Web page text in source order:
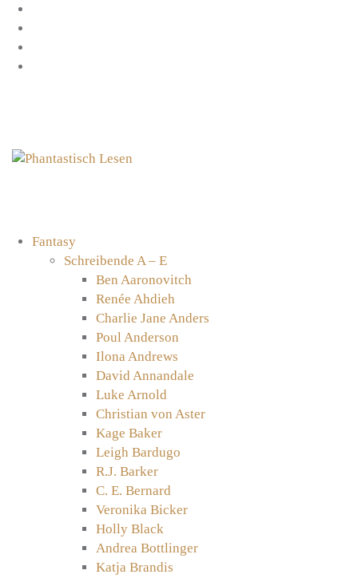
Zum
Inhalt
springen
Fantasy
Schreibende A – E
Ben Aaronovitch
Renée Ahdieh
Charlie Jane Anders
Poul Anderson
Ilona Andrews
David Annandale
Luke Arnold
Christian von Aster
Kage Baker
Leigh Bardugo
R.J. Barker
C. E. Bernard
Veronika Bicker
Holly Black
Andrea Bottlinger
Katja Brandis